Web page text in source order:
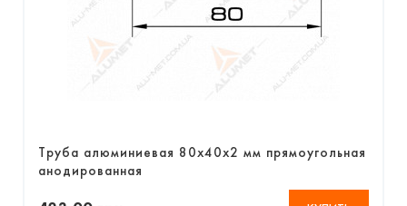
Труба алюминиевая 80х40х2 мм прямоугольная
анодированная